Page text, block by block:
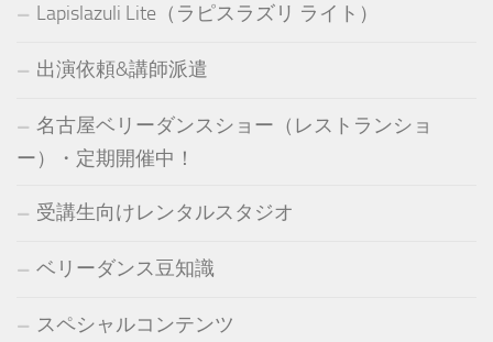
Lapislazuli Lite（ラピスラズリ ライト）
出演依頼&講師派遣
名古屋ベリーダンスショー（レストランショ
ー）・定期開催中！
受講生向けレンタルスタジオ
ベリーダンス豆知識
スペシャルコンテンツ